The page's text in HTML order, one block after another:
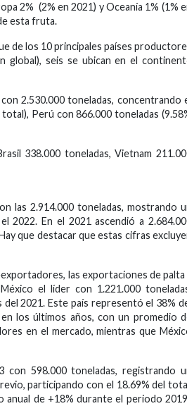
2% (2% en 2021) y Oceanía 1% (1%
esta fruta.
de los 10 principales países
global), seis se ubican en el
2.530.000 toneladas, concentrando
Perú con 866.000 toneladas
338.000 toneladas, Vietnam
las 2.914.000 toneladas, mostrando
2022. En el 2021 ascendió a
que destacar que estas cifras
las exportaciones de palta
el líder con 1.221.000
2021. Este país representó el 38%
los últimos años, con un promedio
en el mercado, mientras que
598.000 toneladas, registrando
participando con el 18.69% del
anual de +18% durante el periodo